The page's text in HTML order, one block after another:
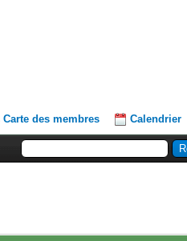
Carte des membres Calendrier